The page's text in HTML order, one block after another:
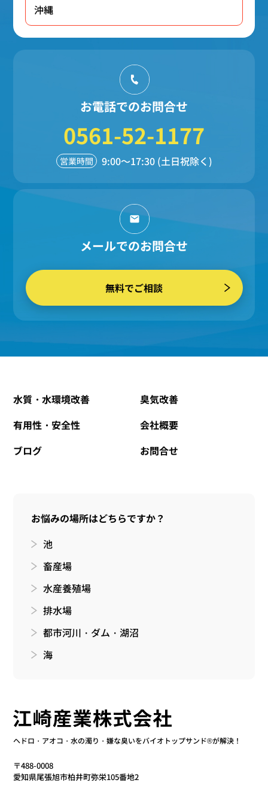
沖縄
お電話でのお問合せ
0561-52-1177
営業時間 9:00～17:30 (土日祝除く)
メールでのお問合せ
無料でご相談
水質・水環境改善
臭気改善
有用性・安全性
会社概要
ブログ
お問合せ
お悩みの場所はどちらですか？
池
畜産場
水産養殖場
排水場
都市河川・ダム・湖沼
海
ヘドロ・アオコ・水の濁り・嫌な臭いをバイオトップサンド®が解決！
〒488-0008
愛知県尾張旭市柏井町弥栄105番地2